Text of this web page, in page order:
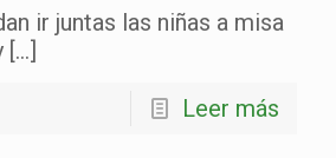
ir juntas las niñas a misa
[…]
Leer más